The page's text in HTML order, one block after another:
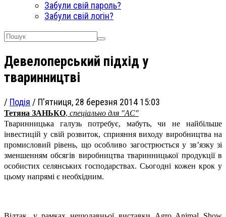
Забули свій пароль?
Забули свій логін?
Девелоперський підхід у
тваринництві
/ Подія / П'ятниця, 28 березня 2014 15:03
Тетяна ЗАНЬКО, спеціально для "АС"
Тваринницька галузь потребує, мабуть, чи не найбільше
інвестицій у свій розвиток, сприяння виходу виробництва на
промисловий рівень, що особливо загострюється у зв’язку зі
зменшенням обсягів виробництва тваринницької продукції в
особистих селянських господарствах. Сьогодні кожен крок у
цьому напрямі є необхідним.